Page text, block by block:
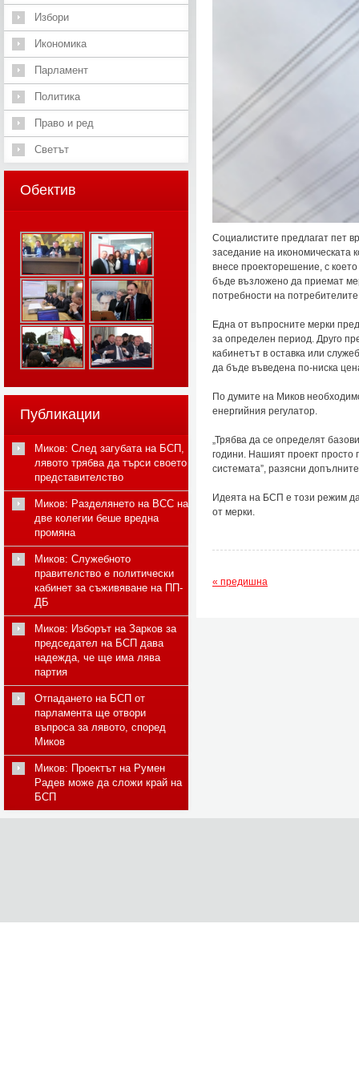
Социалистите предлагат пет
заседание на икономическата
внесе проекторешение, с
бъде възложено да приемат
потребности на
Една от въпросните мерки
за определен период. Друго
кабинетът в оставка или
да бъде въведена по-ниска
По думите на Миков
енергийния регулатор.
„Трябва да се определят
години. Нашият проект просто
системата”, разясни
Идеята на БСП е този режим
от мерки.
« предишна
Избори
Икономика
Парламент
Политика
Право и ред
Светът
Обектив
Публикации
Миков: След загубата на БСП,
лявото трябва да търси своето
представителство
Миков: Разделянето на ВСС на
две колегии беше вредна
промяна
Миков: Служебното
правителство е политически
кабинет за съживяване на ПП-
ДБ
Миков: Изборът на Зарков за
председател на БСП дава
надежда, че ще има лява
партия
Отпадането на БСП от
парламента ще отвори
въпроса за лявото, според
Миков
Миков: Проектът на Румен
Радев може да сложи край на
БСП